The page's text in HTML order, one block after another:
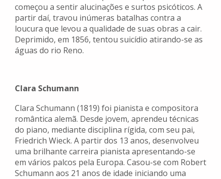
começou a sentir alucinações e surtos psicóticos. A
partir daí, travou inúmeras batalhas contra a
loucura que levou a qualidade de suas obras a cair.
Deprimido, em 1856, tentou suicídio atirando-se as
águas do rio Reno.
Clara Schumann
Clara Schumann (1819) foi pianista e compositora
romântica alemã. Desde jovem, aprendeu técnicas
do piano, mediante disciplina rígida, com seu pai,
Friedrich Wieck. A partir dos 13 anos, desenvolveu
uma brilhante carreira pianista apresentando-se
em vários palcos pela Europa. Casou-se com Robert
Schumann aos 21 anos de idade iniciando uma